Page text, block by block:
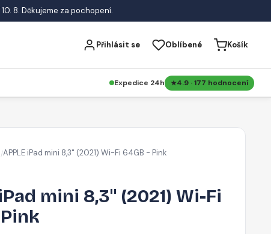
8. Děkujeme za pochopení.
Přihlásit se Oblíbené Košík
Expedice 24h 4.9 · 177 hodnocení
/APPLE iPad mini 8,3" (2021) Wi-Fi 64GB - Pink
mini 8,3" (2021) Wi-Fi